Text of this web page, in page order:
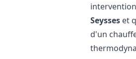
Seysses et
d'un